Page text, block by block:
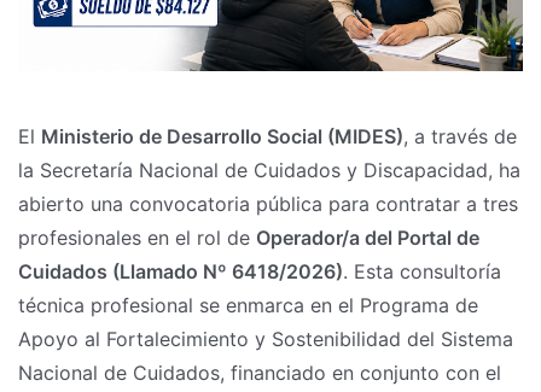
El Ministerio de Desarrollo Social (MIDES), a través de
la Secretaría Nacional de Cuidados y Discapacidad, ha
abierto una convocatoria pública para contratar a tres
profesionales en el rol de Operador/a del Portal de
Cuidados (Llamado Nº 6418/2026). Esta consultoría
técnica profesional se enmarca en el Programa de
Apoyo al Fortalecimiento y Sostenibilidad del Sistema
Nacional de Cuidados, financiado en conjunto con el